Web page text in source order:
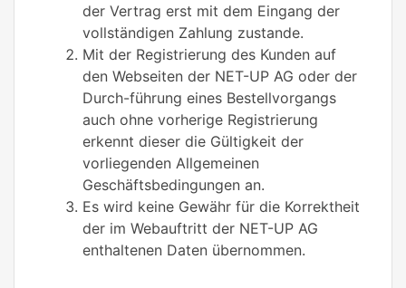
der Vertrag erst mit dem Eingang der
vollständigen Zahlung zustande.
Mit der Registrierung des Kunden auf
den Webseiten der NET-UP AG oder der
Durch-führung eines Bestellvorgangs
auch ohne vorherige Registrierung
erkennt dieser die Gültigkeit der
vorliegenden Allgemeinen
Geschäftsbedingungen an.
Es wird keine Gewähr für die Korrektheit
der im Webauftritt der NET-UP AG
enthaltenen Daten übernommen.